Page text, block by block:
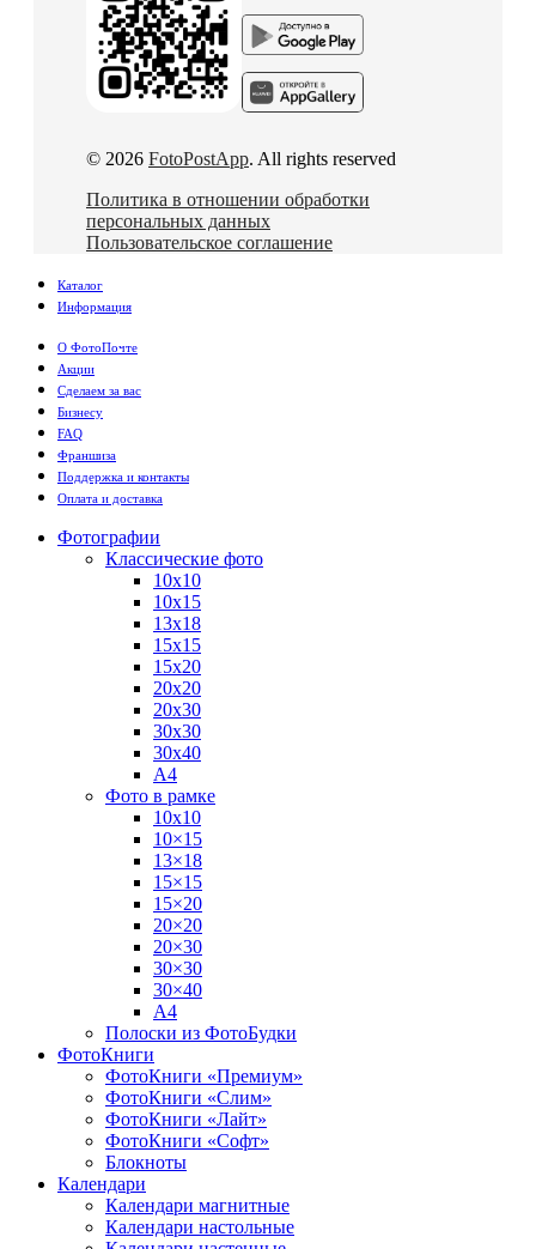
© 2026 FotoPostApp. All rights reserved
Политика в отношении обработки
персональных данных
Пользовательское соглашение
Каталог
Информация
О ФотоПочте
Акции
Сделаем за вас
Бизнесу
FAQ
Франшиза
Поддержка и контакты
Оплата и доставка
Фотографии
Классические фото
10х10
10х15
13х18
15х15
15х20
20х20
20х30
30х30
30х40
А4
Фото в рамке
10х10
10×15
13×18
15×15
15×20
20×20
20×30
30×30
30×40
A4
Полоски из ФотоБудки
ФотоКниги
ФотоКниги «Премиум»
ФотоКниги «Слим»
ФотоКниги «Лайт»
ФотоКниги «Софт»
Блокноты
Календари
Календари магнитные
Календари настольные